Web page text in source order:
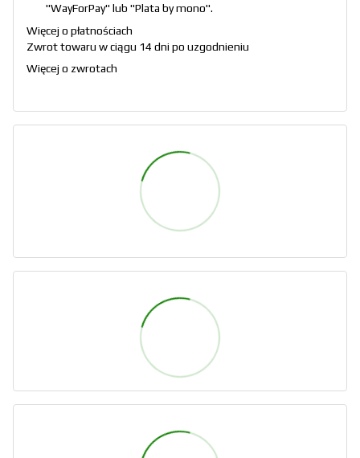
"WayForPay" lub "Plata by mono".
Więcej o płatnościach
Zwrot towaru w ciągu 14 dni po uzgodnieniu
Więcej o zwrotach